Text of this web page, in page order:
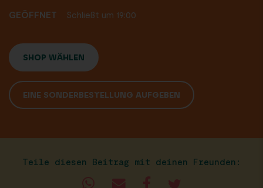
GEÖFFNET
Schließt um 19:00
SHOP WÄHLEN
EINE SONDERBESTELLUNG AUFGEBEN
Teile diesen Beitrag mit deinen Freunden: